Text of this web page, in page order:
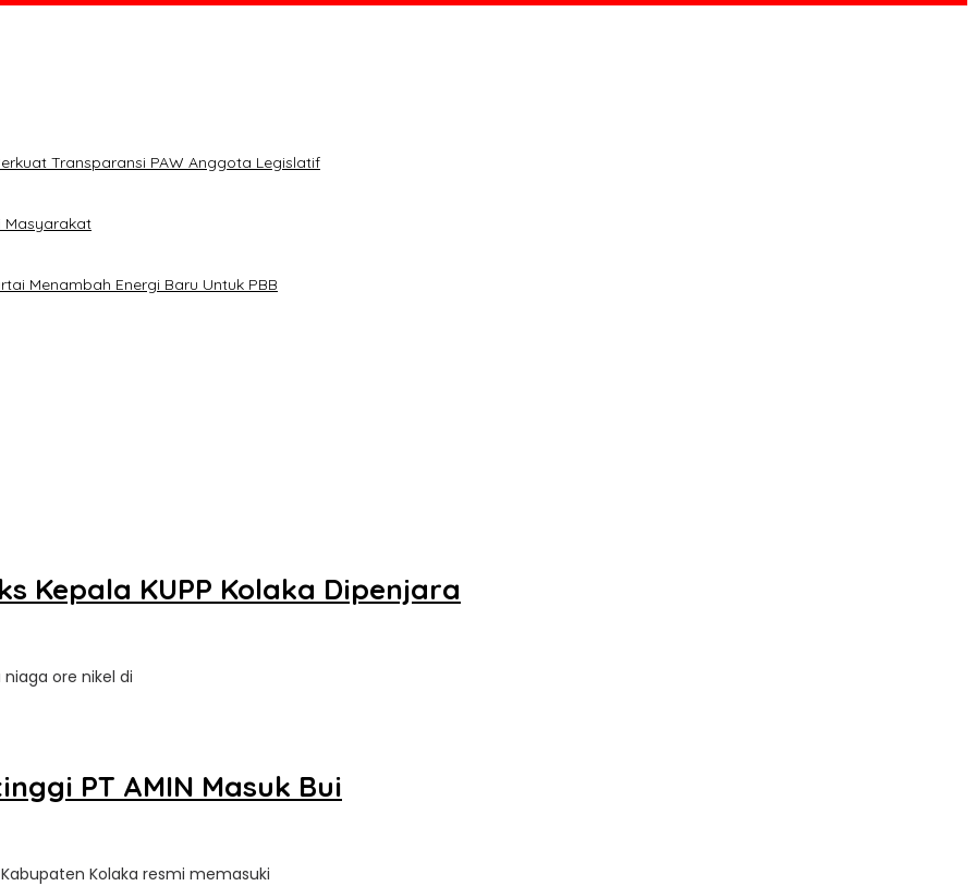
Transparansi PAW Anggota Legislatif
Masyarakat
Menambah Energi Baru Untuk PBB
Kepala KUPP Kolaka Dipenjara
ore nikel di
PT AMIN Masuk Bui
Kolaka resmi memasuki